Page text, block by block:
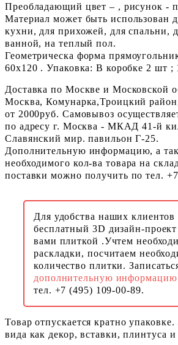
Преобладающий цвет – , рисунок -
Материал может быть использован
кухни, для прихожей, для спальни,
ванной, на теплый пол.
Геометрическа форма
60x120 . Упаковка: В коробке 2 шт ;
Доставка по Москве и Московской
Москва, Комунарка,Троицкий
от 2000руб. Самовывоз
по адресу г. Москва - МКАД 41-й
Славянский мир. павильон Г-25.
Дополнительную информацию, а
необходимого кол-ва товара на
поставки можно получить по тел.
Для удобства наших клиентов
бесплатный 3D дизайн-
вами плиткой .Учтем
раскладки, посчитаем
количество плитки.
дополнительную
тел. +7 (495) 109-00-89.
Товар отпускается кратно
вида как декор, вставки, плинтуса